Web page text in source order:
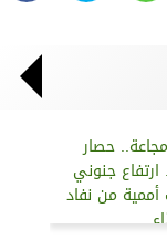
حصار
جنوني
أممية من نفاد